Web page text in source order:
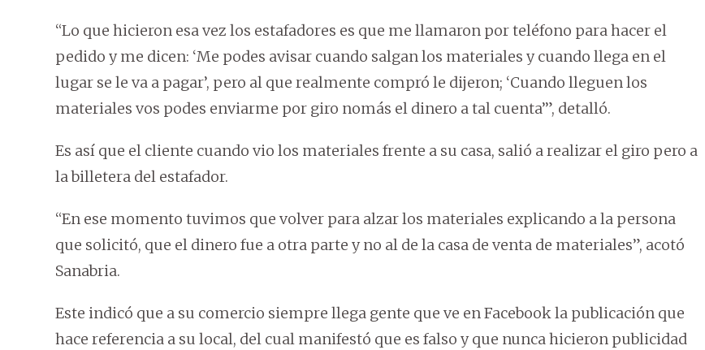
“Lo que hicieron esa vez los estafadores es que me llamaron por teléfono para hacer el
pedido y me dicen: ‘Me podes avisar cuando salgan los materiales y cuando llega en el
lugar se le va a pagar’, pero al que realmente compró le dijeron; ‘Cuando lleguen los
materiales vos podes enviarme por giro nomás el dinero a tal cuenta’”, detalló.
Es así que el cliente cuando vio los materiales frente a su casa, salió a realizar el giro pero a
la billetera del estafador.
“En ese momento tuvimos que volver para alzar los materiales explicando a la persona
que solicitó, que el dinero fue a otra parte y no al de la casa de venta de materiales”, acotó
Sanabria.
Este indicó que a su comercio siempre llega gente que ve en Facebook la publicación que
hace referencia a su local, del cual manifestó que es falso y que nunca hicieron publicidad